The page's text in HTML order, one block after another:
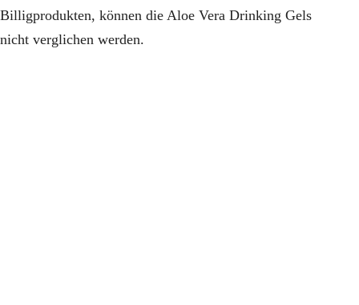
Billigprodukten, können die Aloe Vera Drinking Gels
nicht verglichen werden.